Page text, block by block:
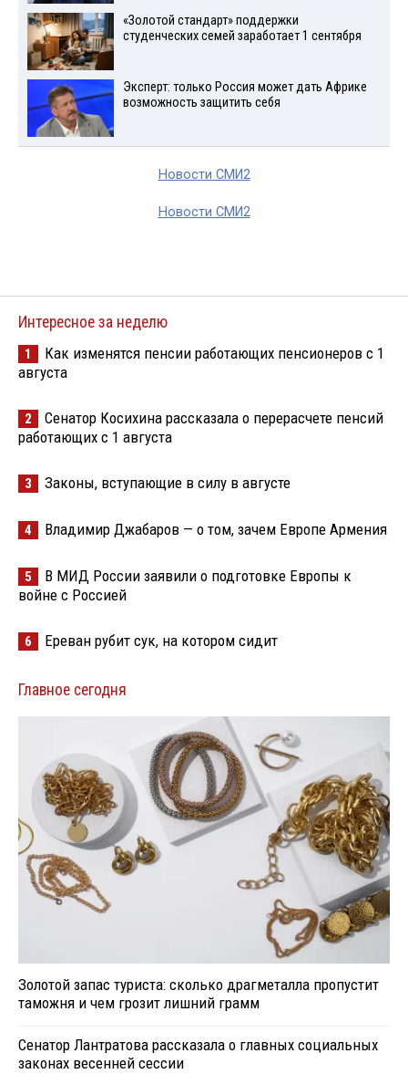
«Золотой стандарт» поддержки
студенческих семей заработает 1 сентября
Эксперт: только Россия может дать Африке
возможность защитить себя
Новости СМИ2
Новости СМИ2
Интересное за неделю
1
Как изменятся пенсии работающих пенсионеров с 1
августа
2
Сенатор Косихина рассказала о перерасчете пенсий
работающих с 1 августа
3 Законы, вступающие в силу в августе
4 Владимир Джабаров — о том, зачем Европе Армения
5
В МИД России заявили о подготовке Европы к
войне с Россией
6 Ереван рубит сук, на котором сидит
Главное сегодня
Золотой запас туриста: сколько драгметалла пропустит
таможня и чем грозит лишний грамм
Сенатор Лантратова рассказала о главных социальных
законах весенней сессии